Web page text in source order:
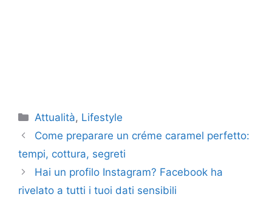
Categorie
Attualità, Lifestyle
Come preparare un créme caramel perfetto:
tempi, cottura, segreti
Hai un profilo Instagram? Facebook ha
rivelato a tutti i tuoi dati sensibili